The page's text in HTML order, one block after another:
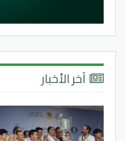
آخر الأخبار